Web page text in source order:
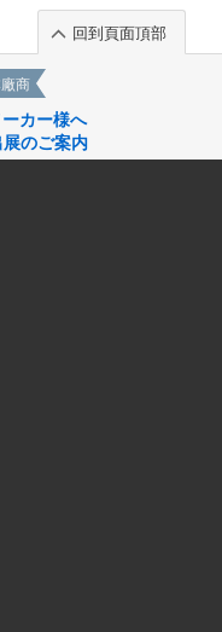
回到頁面頂部
商
カー様へ
のご案内